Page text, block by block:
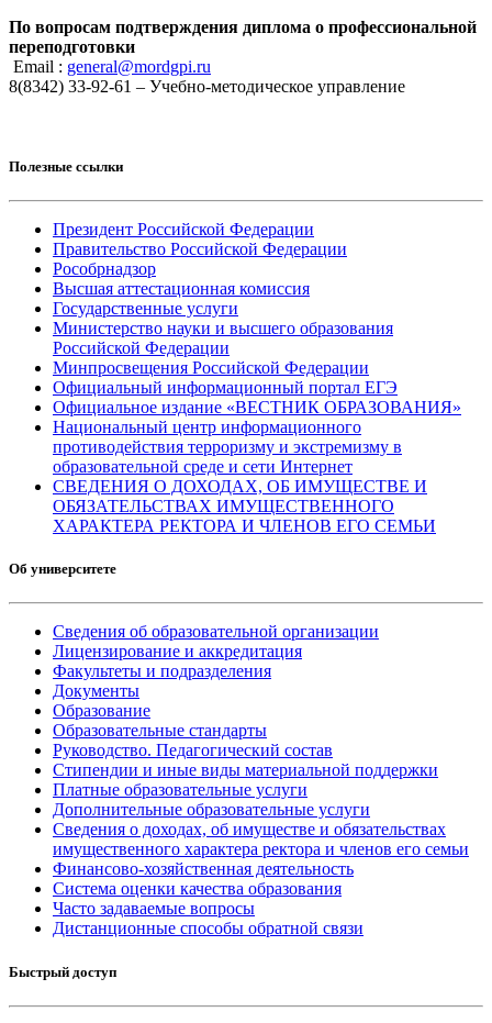
По вопросам подтверждения диплома о профессиональной
переподготовки
Email : general@mordgpi.ru
8(8342) 33-92-61 – Учебно-методическое управление
Полезные ссылки
Президент Российской Федерации
Правительство Российской Федерации
Рособрнадзор
Высшая аттестационная комиссия
Государственные услуги
Министерство науки и высшего образования
Российской Федерации
Минпросвещения Российской Федерации
Официальный информационный портал ЕГЭ
Официальное издание «ВЕСТНИК ОБРАЗОВАНИЯ»
Национальный центр информационного
противодействия терроризму и экстремизму в
образовательной среде и сети Интернет
СВЕДЕНИЯ О ДОХОДАХ, ОБ ИМУЩЕСТВЕ И
ОБЯЗАТЕЛЬСТВАХ ИМУЩЕСТВЕННОГО
ХАРАКТЕРА РЕКТОРА И ЧЛЕНОВ ЕГО СЕМЬИ
Об университете
Сведения об образовательной организации
Лицензирование и аккредитация
Факультеты и подразделения
Документы
Образование
Образовательные стандарты
Руководство. Педагогический состав
Стипендии и иные виды материальной поддержки
Платные образовательные услуги
Дополнительные образовательные услуги
Сведения о доходах, об имуществе и обязательствах
имущественного характера ректора и членов его семьи
Финансово-хозяйственная деятельность
Система оценки качества образования
Часто задаваемые вопросы
Дистанционные способы обратной связи
Быстрый доступ